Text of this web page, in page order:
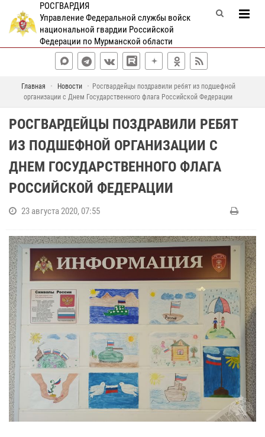
РОСГВАРДИЯ
Управление Федеральной службы войск
национальной гвардии Российской
Федерации по Мурманской области
Главная Новости
Росгвардейцы поздравили ребят из подшефной
организации с Днем Государственного флага Российской Федерации
РОСГВАРДЕЙЦЫ ПОЗДРАВИЛИ РЕБЯТ
ИЗ ПОДШЕФНОЙ ОРГАНИЗАЦИИ С
ДНЕМ ГОСУДАРСТВЕННОГО ФЛАГА
РОССИЙСКОЙ ФЕДЕРАЦИИ
23 августа 2020, 07:55